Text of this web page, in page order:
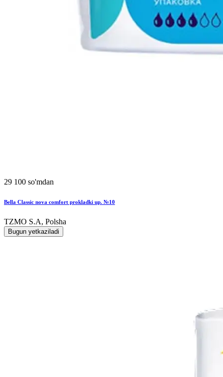
29 100 so'mdan
Bella Classic nova comfort prokladki up. №10
TZMO S.A, Polsha
Bugun yetkaziladi